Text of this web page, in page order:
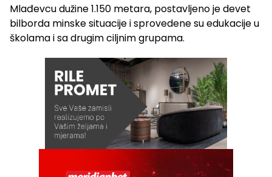
Mlađevcu dužine 1.150 metara, postavljeno je devet
bilborda minske situacije i sprovedene su edukacije u
školama i sa drugim ciljnim grupama.